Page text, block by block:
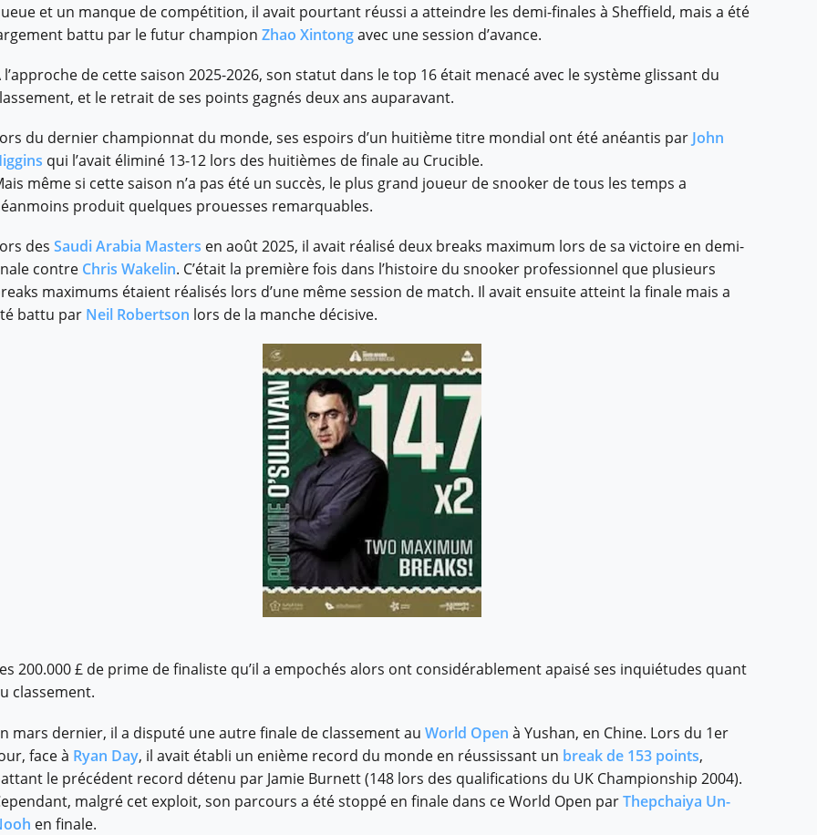
et un manque de compétition, il avait pourtant réussi a atteindre les demi-finales à Sheffield, mais a été
battu par le futur champion Zhao Xintongavec une session d’avance.
l’approche de cette saison 2025-2026, son statut dans le top 16 était menacé avec le système glissant du
et le retrait de ses points gagnés deux ans auparavant.
du dernier championnat du monde, ses espoirs d’un huitième titre mondial ont été anéantis par John
qui l’avait éliminé 13-12 lors des huitièmes de finale au Crucible.
même si cette saison n’a pas été un succès, le plus grand joueur de snooker de tous les temps a
produit quelques prouesses remarquables.
des Saudi Arabia Masters en août 2025, il avait réalisé deux breaks maximum lors de sa victoire en demi-
contre Chris Wakelin. C’était la première fois dans l’histoire du snooker professionnel que plusieurs
maximums étaient réalisés lors d’une même session de match. Il avait ensuite atteint la finale mais a
battu par Neil Robertson lors de la manche décisive.
200.000 £ de prime de finaliste qu’il a empochés alors ont considérablement apaisé ses inquiétudes quant
classement.
mars dernier, il a disputé une autre finale de classement au World Open à Yushan, en Chine. Lors du 1er
face à Ryan Day, il avait établi un enième record du monde en réussissant un break de 153 points,
le précédent record détenu par Jamie Burnett (148 lors des qualifications du UK Championship 2004).
malgré cet exploit, son parcours a été stoppé en finale dans ce World Open parThepchaiya Un-
en finale.